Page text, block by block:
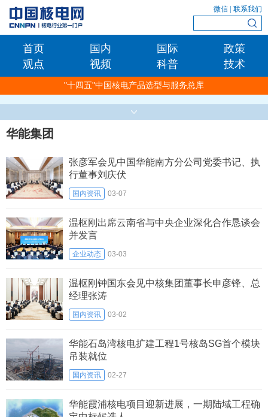
微信 联系我们
首页 国内 国际
政策
观点
视频 科普 技术
"十四五"中国核电产品选型与服务总库
华能集团
张彦军会见中国华能南方分公司党委书记、执
行董事刘庆伏
国内资讯 03-07
温枢刚出席云南省与中央企业深化合作恳谈会
并发言
企业动态 03-03
温枢刚钟国东会见中核集团董事长申彦锋、总
经理张涛
国内资讯 03-02
华能石岛湾核电扩建工程1号核岛SG首个模块
吊装就位
国内资讯 02-27
华能霞浦核电项目迎新进展，一期陆域工程确